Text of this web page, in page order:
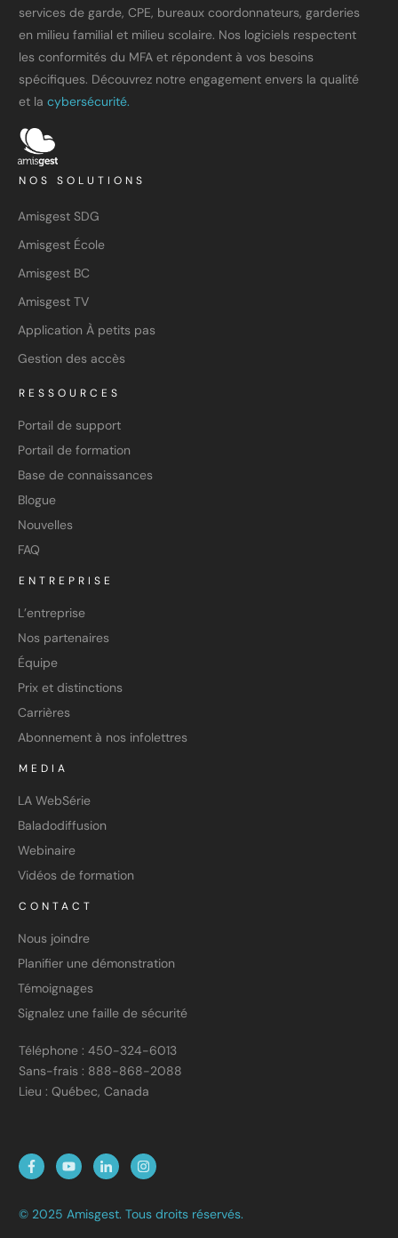
services de garde, CPE, bureaux coordonnateurs, garderies
en milieu familial et milieu scolaire. Nos logiciels respectent
les conformités du MFA et répondent à vos besoins
spécifiques. Découvrez notre engagement envers la qualité
et la cybersécurité.
NOS SOLUTIONS
Amisgest SDG
Amisgest École
Amisgest BC
Amisgest TV
Application À petits pas
Gestion des accès
RESSOURCES
Portail de support
Portail de formation
Base de connaissances
Blogue
Nouvelles
FAQ
ENTREPRISE
L’entreprise
Nos partenaires
Équipe
Prix et distinctions
Carrières
Abonnement à nos infolettres
MEDIA
LA WebSérie
Baladodiffusion
Webinaire
Vidéos de formation
CONTACT
Nous joindre
Planifier une démonstration
Témoignages
Signalez une faille de sécurité
Téléphone : 450-324-6013
Sans-frais : 888-868-2088
Lieu : Québec, Canada
© 2025 Amisgest. Tous droits réservés.